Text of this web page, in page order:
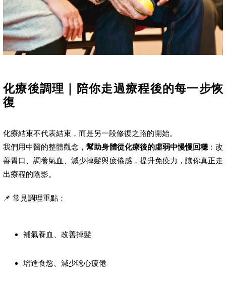
化療後調理｜陪你走過療程後的每一步恢
復
化療結束不代表結束，而是另一段修復之路的開始。
我們用中醫的整體觀念，幫助身體從化療後的虛弱中慢慢回穩：改
善胃口、調養氣血、減少掉髮與疲倦感，提升免疫力，讓你真正走
出療程的陰影。
📌 常見調理重點：
補氣養血、改善掉髮
增進食慾、減少噁心疲倦